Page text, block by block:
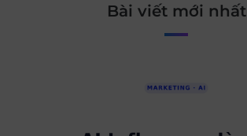
Bài viết mới nhất